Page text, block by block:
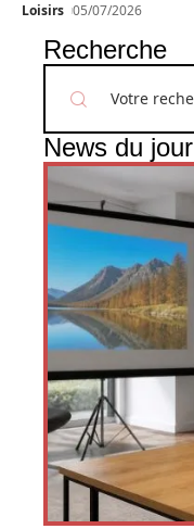
Loisirs 05/07/2026
Recherche
News du jour